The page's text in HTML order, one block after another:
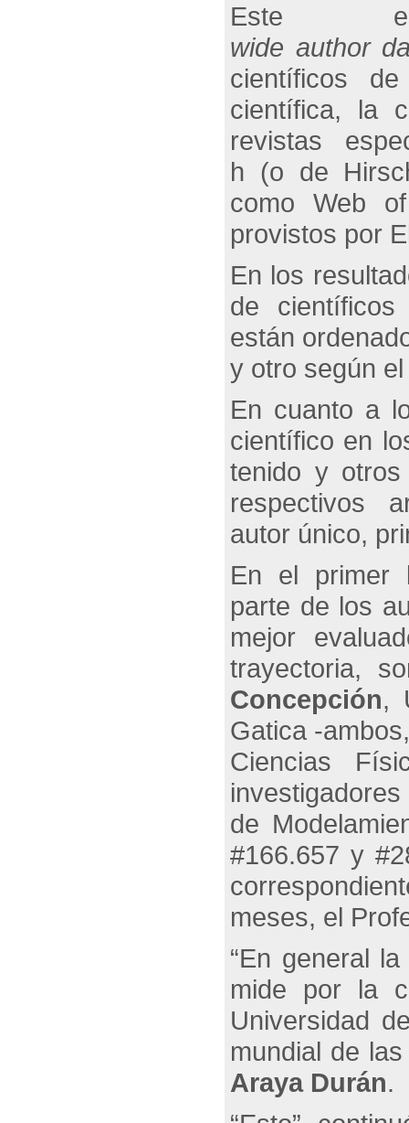
Este
wide author
científicos
científica, la
revistas
h (o de
como Web
provistos por
En los
de
están
y otro según
En cuanto a
científico en
tenido y
respectivos
autor único,
En el primer
parte de los
mejor
trayectoria,
Concepción,
Gatica -
Ciencias
de
#166.657 y
meses, el
“En general
mide por la
Universidad
mundial de
Araya Durán.